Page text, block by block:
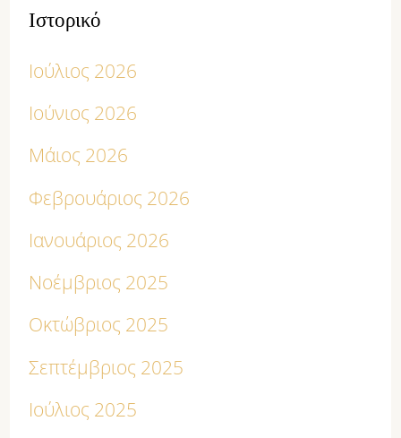
Ιστορικό
Ιούλιος 2026
Ιούνιος 2026
Μάιος 2026
Φεβρουάριος 2026
Ιανουάριος 2026
Νοέμβριος 2025
Οκτώβριος 2025
Σεπτέμβριος 2025
Ιούλιος 2025